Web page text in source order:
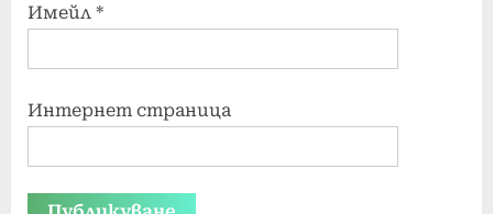
Имейл *
Интернет страница